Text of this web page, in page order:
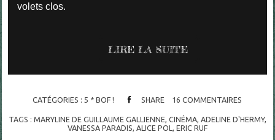
volets clos.
LIRE LA SUITE
CATÉGORIES : 5 * BOF ! SHARE 16 COMMENTAIRES
TAGS : MARYLINE DE GUILLAUME GALLIENNE, CINÉMA, ADELINE D'HERMY,
VANESSA PARADIS, ALICE POL , ERIC RUF